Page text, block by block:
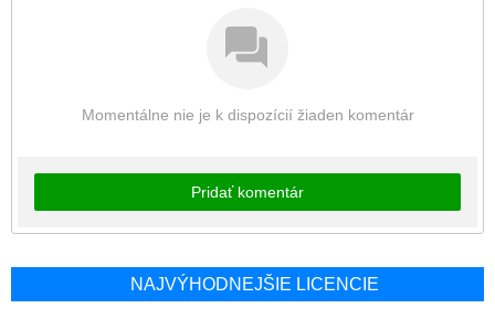
NAJVÝHODNEJŠIE LICENCIE
Momentálne nie je k dispozícií žiaden komentár
Pridať komentár